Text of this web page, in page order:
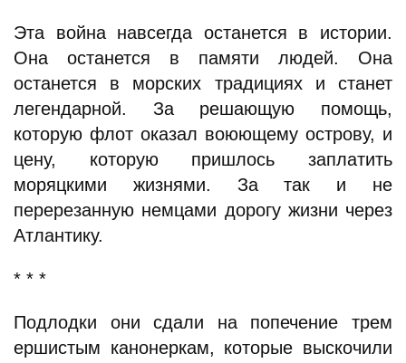
Эта война навсегда останется в истории.
Она останется в памяти людей. Она
останется в морских традициях и станет
легендарной. За решающую помощь,
которую флот оказал воюющему острову, и
цену, которую пришлось заплатить
моряцкими жизнями. За так и не
перерезанную немцами дорогу жизни через
Атлантику.
* * *
Подлодки они сдали на попечение трем
ершистым канонеркам, которые выскочили